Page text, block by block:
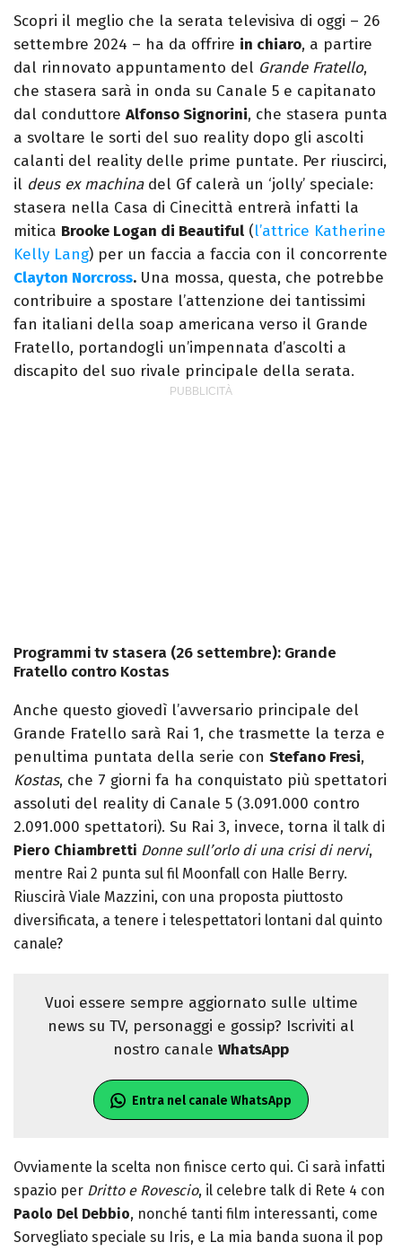
come Fashion Editor. Si specializza poi in
Comunicazione digitale, Giornalismo e
Nuovi media presso La Sapienza,
collaborando con alcune testate ed uffici
stampa.
Scopri il meglio che la serata televisiva di oggi – 26
settembre 2024 – ha da offrire in chiaro, a partire
dal rinnovato appuntamento del Grande Fratello,
che stasera sarà in onda su Canale 5 e capitanato
dal conduttore Alfonso Signorini, che stasera punta
a svoltare le sorti del suo reality dopo gli ascolti
calanti del reality delle prime puntate. Per riuscirci,
il deus ex machinadel Gf calerà un ‘jolly’ speciale:
stasera nella Casa di Cinecittà entrerà infatti la
mitica Brooke Logan di Beautiful (l’attrice Katherine
Kelly Lang) per un faccia a faccia con il concorrente
Clayton Norcross. Una mossa, questa, che potrebbe
contribuire a spostare l’attenzione dei tantissimi
fan italiani della soap americana verso il Grande
Fratello, portandogli un’impennata d’ascolti a
discapito del suo rivale principale della serata.
Programmi tv stasera (26 settembre): Grande
Fratello contro Kostas
Anche questo giovedì l’avversario principale del
Grande Fratello sarà Rai 1, che trasmette la terza e
penultima puntata della serie con Stefano Fresi,
Kostas, che 7 giorni fa ha conquistato più spettatori
assoluti del reality di Canale 5 (3.091.000 contro
2.091.000 spettatori). Su Rai 3, invece, torna il talk di
Piero Chiambretti Donne sull’orlo di una crisi di nervi,
mentre Rai 2 punta sul fil Moonfall con Halle Berry.
Riuscirà Viale Mazzini, con una proposta piuttosto
diversificata, a tenere i telespettatori lontani dal quinto
canale?
Vuoi essere sempre aggiornato sulle ultime
news su TV, personaggi e gossip? Iscriviti al
nostro canale WhatsApp
Entra nel canale WhatsApp
Ovviamente la scelta non finisce certo qui. Ci sarà infatti
spazio per Dritto e Rovescio, il celebre talk di Rete 4 con
Paolo Del Debbio, nonché tanti film interessanti, come
Sorvegliato speciale su Iris, e La mia banda suona il pop